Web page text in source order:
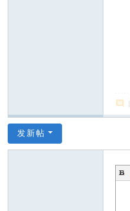
发新帖